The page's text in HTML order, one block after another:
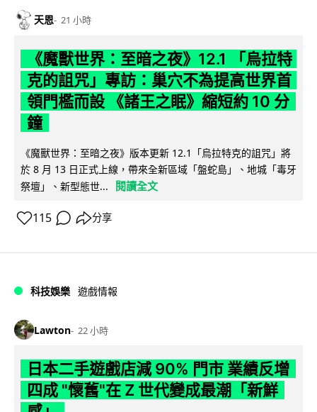
天恩 21 小時
《魔獸世界：至暗之夜》12.1 「烏拉特
克的詛咒」專訪：巢穴不為提高世界首
領門檻而設 《諸王之眠》縮短約 10 分
鐘
《魔獸世界：至暗之夜》版本更新 12.1「烏拉特克的詛咒」將
於 8 月 13 日正式上線，帶來全新區域「盤蛇島」、地城「毒牙
祭壇」、新型態世...
閱讀全文
115 分享
科技娛樂 遊戲情報
Lawton 22 小時
日本二手遊戲店減 90% 門市 業績反增
四成 "懷舊"在 Z 世代變成最潮「新鮮